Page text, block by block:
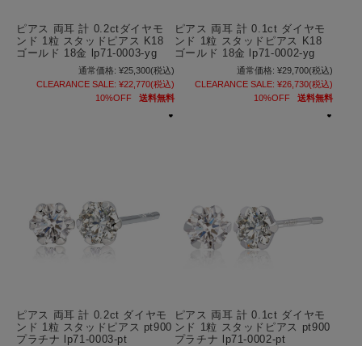
ピアス 両耳 計 0.2ctダイヤモ
ンド 1粒 スタッドピアス K18
ゴールド 18金 lp71-0003-yg
通常価格: ¥25,300(税込)
CLEARANCE SALE: ¥22,770(税込)
10%OFF
送料無料
ピアス 両耳 計 0.1ct ダイヤモ
ンド 1粒 スタッドピアス K18
ゴールド 18金 lp71-0002-yg
通常価格: ¥29,700(税込)
CLEARANCE SALE: ¥26,730(税込)
10%OFF
送料無料
ピアス 両耳 計 0.2ct ダイヤモ
ンド 1粒 スタッドピアス pt900
プラチナ lp71-0003-pt
ピアス 両耳 計 0.1ct ダイヤモ
ンド 1粒 スタッドピアス pt900
プラチナ lp71-0002-pt